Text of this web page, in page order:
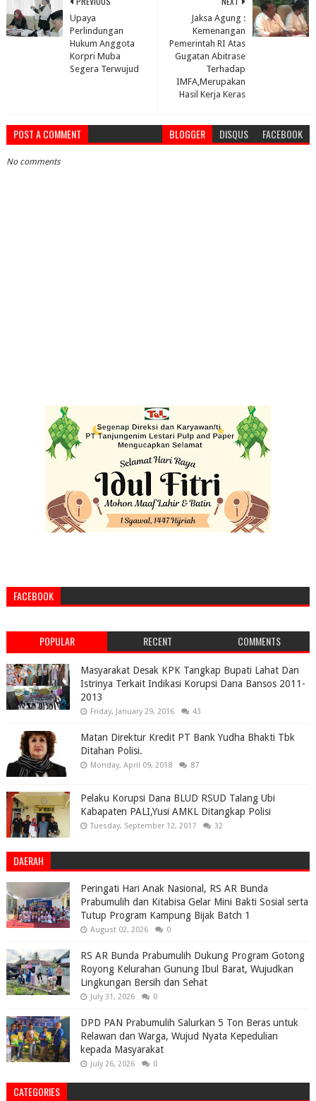
Jaksa Agung :
Kemenangan
Pemerintah RI Atas
Gugatan Abitrase
Terhadap
IMFA,Merupakan
Hasil Kerja Keras
Upaya
Perlindungan
Hukum Anggota
Korpri Muba
Segera Terwujud
POST A COMMENT BLOGGER DISQUS FACEBOOK
No comments
FACEBOOK
POPULAR RECENT COMMENTS
Masyarakat Desak KPK Tangkap Bupati Lahat Dan
Istrinya Terkait Indikasi Korupsi Dana Bansos 2011-
2013
Friday, January 29, 2016 43
Matan Direktur Kredit PT Bank Yudha Bhakti Tbk
Ditahan Polisi.
Monday, April 09, 2018 87
Pelaku Korupsi Dana BLUD RSUD Talang Ubi
Kabapaten PALI,Yusi AMKL Ditangkap Polisi
Tuesday, September 12, 2017 32
DAERAH
Peringati Hari Anak Nasional, RS AR Bunda
Prabumulih dan Kitabisa Gelar Mini Bakti Sosial serta
Tutup Program Kampung Bijak Batch 1
August 02, 2026 0
RS AR Bunda Prabumulih Dukung Program Gotong
Royong Kelurahan Gunung Ibul Barat, Wujudkan
Lingkungan Bersih dan Sehat
July 31, 2026 0
DPD PAN Prabumulih Salurkan 5 Ton Beras untuk
Relawan dan Warga, Wujud Nyata Kepedulian
kepada Masyarakat
July 26, 2026 0
CATEGORIES